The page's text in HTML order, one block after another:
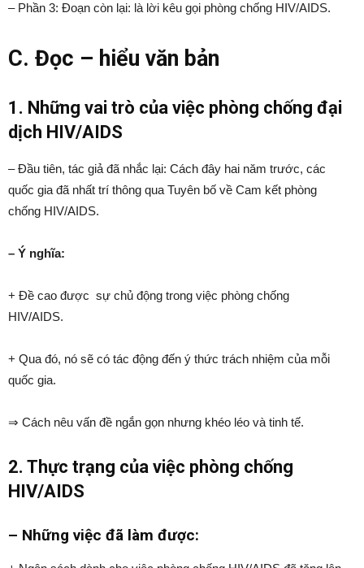
– Phần 3: Đoạn còn lại: là lời kêu gọi phòng chống HIV/AIDS.
C. Đọc – hiểu văn bản
1. Những vai trò của việc phòng chống đại
dịch HIV/AIDS
– Đầu tiên, tác giả đã nhắc lại: Cách đây hai năm trước, các
quốc gia đã nhất trí thông qua Tuyên bố về Cam kết phòng
chống HIV/AIDS.
– Ý nghĩa:
+ Đề cao được sự chủ động trong việc phòng chống
HIV/AIDS.
+ Qua đó, nó sẽ có tác động đến ý thức trách nhiệm của mỗi
quốc gia.
⇒ Cách nêu vấn đề ngắn gọn nhưng khéo léo và tinh tế.
2. Thực trạng của việc phòng chống
HIV/AIDS
– Những việc đã làm được: